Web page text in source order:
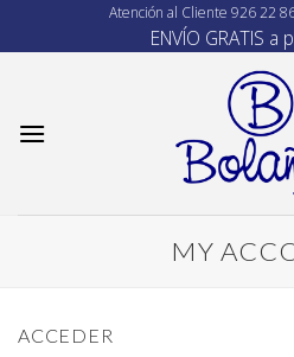
Atención al Cliente 926 22
ENVÍO GRATIS
MY
ACCEDER